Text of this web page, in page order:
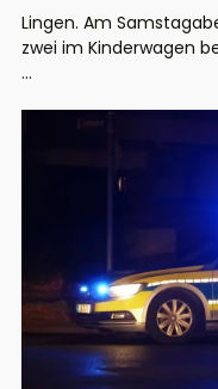
Lingen. Am
zwei im Kinderwagen
...